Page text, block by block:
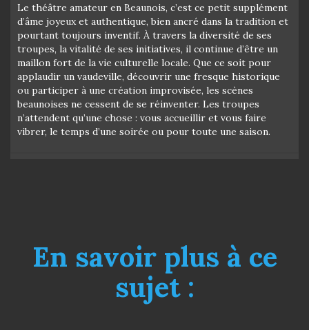
Le théâtre amateur en Beaunois, c’est ce petit supplément
d’âme joyeux et authentique, bien ancré dans la tradition et
pourtant toujours inventif. À travers la diversité de ses
troupes, la vitalité de ses initiatives, il continue d’être un
maillon fort de la vie culturelle locale. Que ce soit pour
applaudir un vaudeville, découvrir une fresque historique
ou participer à une création improvisée, les scènes
beaunoises ne cessent de se réinventer. Les troupes
n’attendent qu’une chose : vous accueillir et vous faire
vibrer, le temps d’une soirée ou pour toute une saison.
En savoir plus à ce
sujet :